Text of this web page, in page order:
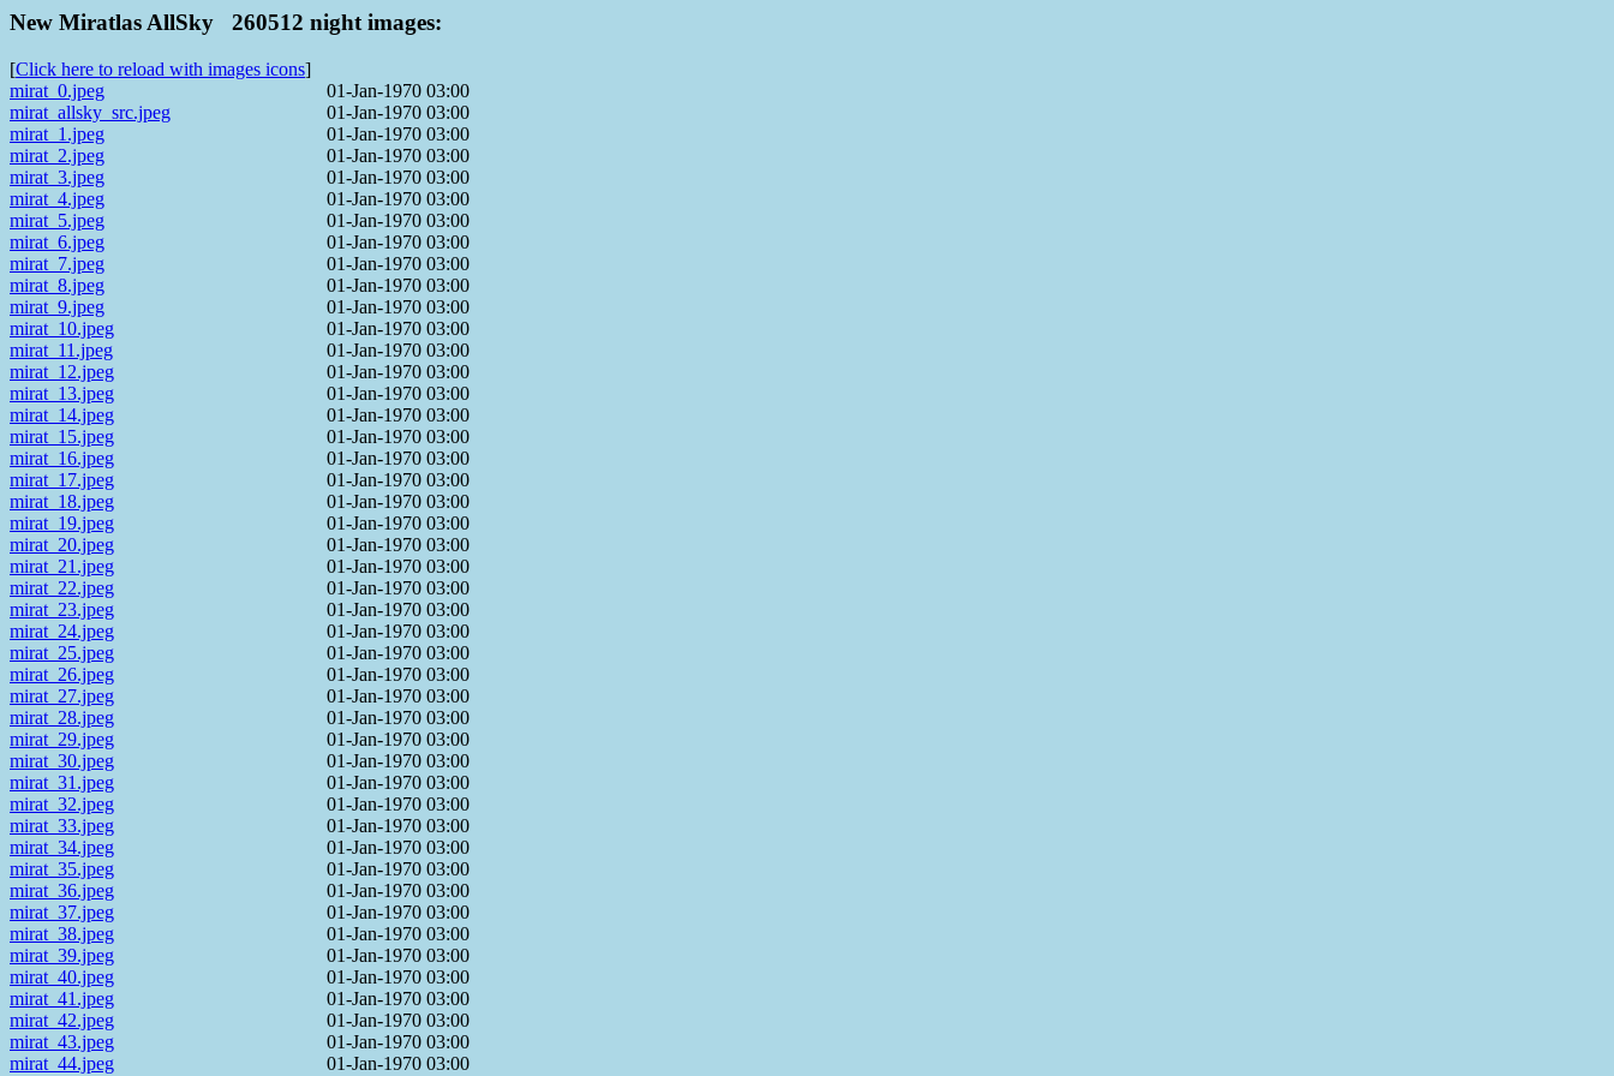
New Miratlas AllSky 260512 night images:
[Click here to reload with images icons]
mirat_0.jpeg
01-Jan-1970 03:00
mirat_allsky_src.jpeg
01-Jan-1970 03:00
mirat_1.jpeg
01-Jan-1970 03:00
mirat_2.jpeg
01-Jan-1970 03:00
mirat_3.jpeg
01-Jan-1970 03:00
mirat_4.jpeg
01-Jan-1970 03:00
mirat_5.jpeg
01-Jan-1970 03:00
mirat_6.jpeg
01-Jan-1970 03:00
mirat_7.jpeg
01-Jan-1970 03:00
mirat_8.jpeg
01-Jan-1970 03:00
mirat_9.jpeg
01-Jan-1970 03:00
mirat_10.jpeg
01-Jan-1970 03:00
mirat_11.jpeg
01-Jan-1970 03:00
mirat_12.jpeg
01-Jan-1970 03:00
mirat_13.jpeg
01-Jan-1970 03:00
mirat_14.jpeg
01-Jan-1970 03:00
mirat_15.jpeg
01-Jan-1970 03:00
mirat_16.jpeg
01-Jan-1970 03:00
mirat_17.jpeg
01-Jan-1970 03:00
mirat_18.jpeg
01-Jan-1970 03:00
mirat_19.jpeg
01-Jan-1970 03:00
mirat_20.jpeg
01-Jan-1970 03:00
mirat_21.jpeg
01-Jan-1970 03:00
mirat_22.jpeg
01-Jan-1970 03:00
mirat_23.jpeg
01-Jan-1970 03:00
mirat_24.jpeg
01-Jan-1970 03:00
mirat_25.jpeg
01-Jan-1970 03:00
mirat_26.jpeg
01-Jan-1970 03:00
mirat_27.jpeg
01-Jan-1970 03:00
mirat_28.jpeg
01-Jan-1970 03:00
mirat_29.jpeg
01-Jan-1970 03:00
mirat_30.jpeg
01-Jan-1970 03:00
mirat_31.jpeg
01-Jan-1970 03:00
mirat_32.jpeg
01-Jan-1970 03:00
mirat_33.jpeg
01-Jan-1970 03:00
mirat_34.jpeg
01-Jan-1970 03:00
mirat_35.jpeg
01-Jan-1970 03:00
mirat_36.jpeg
01-Jan-1970 03:00
mirat_37.jpeg
01-Jan-1970 03:00
mirat_38.jpeg
01-Jan-1970 03:00
mirat_39.jpeg
01-Jan-1970 03:00
mirat_40.jpeg
01-Jan-1970 03:00
mirat_41.jpeg
01-Jan-1970 03:00
mirat_42.jpeg
01-Jan-1970 03:00
mirat_43.jpeg
01-Jan-1970 03:00
mirat_44.jpeg
01-Jan-1970 03:00